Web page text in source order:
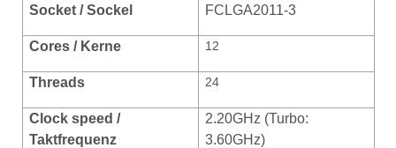
Socket / Sockel FCLGA2011-3
Cores / Kerne 12
Threads 24
Clock speed /
Taktfrequenz
2.20GHz (Turbo:
3.60GHz)